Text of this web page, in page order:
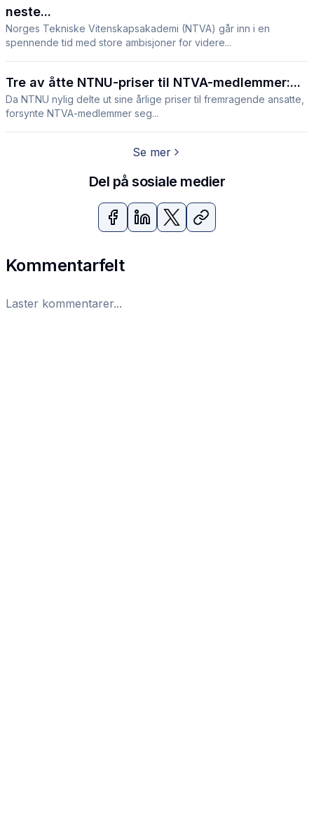
neste...
Norges Tekniske Vitenskapsakademi (NTVA) går inn i en
spennende tid med store ambisjoner for videre...
Tre av åtte NTNU-priser til NTVA-medlemmer:...
Da NTNU nylig delte ut sine årlige priser til fremragende ansatte,
forsynte NTVA-medlemmer seg...
Se mer
Del på sosiale medier
Kommentarfelt
Laster kommentarer...